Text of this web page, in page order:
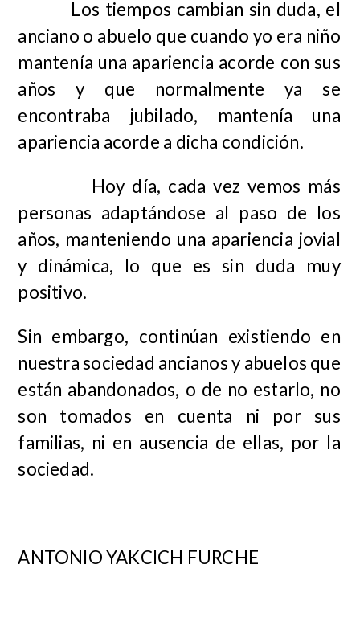
Los tiempos cambian sin duda, el
anciano o abuelo que cuando yo era niño
mantenía una apariencia acorde con sus
años y que normalmente ya se
encontraba jubilado, mantenía una
apariencia acorde a dicha condición.
Hoy día, cada vez vemos más
personas adaptándose al paso de los
años, manteniendo una apariencia jovial
y dinámica, lo que es sin duda muy
positivo.
Sin embargo, continúan existiendo en
nuestra sociedad ancianos y abuelos que
están abandonados, o de no estarlo, no
son tomados en cuenta ni por sus
familias, ni en ausencia de ellas, por la
sociedad.
ANTONIO YAKCICH FURCHE